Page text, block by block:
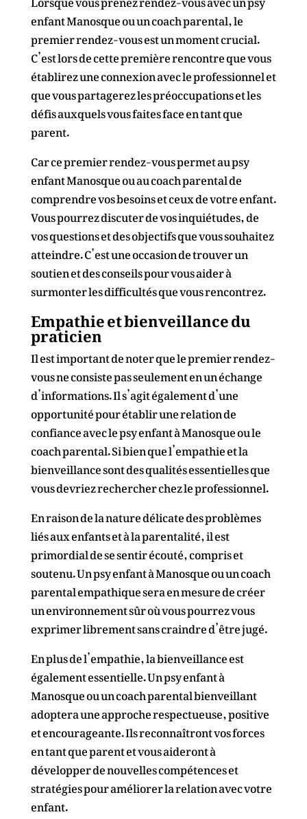
enfant Manosque ou un coach parental, le
premier rendez-vous est un moment crucial.
C’est lors de cette première rencontre que vous
établirez une connexion avec le professionnel et
que vous partagerez les préoccupations et les
défis auxquels vous faites face en tant que
parent.
Car ce premier rendez-vous permet au psy
enfant Manosque ou au coach parental de
comprendre vos besoins et ceux de votre enfant.
Vous pourrez discuter de vos inquiétudes, de
vos questions et des objectifs que vous souhaitez
atteindre. C’est une occasion de trouver un
soutien et des conseils pour vous aider à
surmonter les difficultés que vous rencontrez.
Empathie et bienveillance du
praticien
Il est important de noter que le premier rendez-
vous ne consiste pas seulement en un échange
d’informations. Il s’agit également d’une
opportunité pour établir une relation de
confiance avec le psy enfant à Manosque ou le
coach parental. Si bien que l’empathie et la
bienveillance sont des qualités essentielles que
vous devriez rechercher chez le professionnel.
En raison de la nature délicate des problèmes
liés aux enfants et à la parentalité, il est
primordial de se sentir écouté, compris et
soutenu. Un psy enfant à Manosque ou un coach
parental empathique sera en mesure de créer
un environnement sûr où vous pourrez vous
exprimer librement sans craindre d’être jugé.
En plus de l’empathie, la bienveillance est
également essentielle. Un psy enfant à
Manosque ou un coach parental bienveillant
adoptera une approche respectueuse, positive
et encourageante. Ils reconnaîtront vos forces
en tant que parent et vous aideront à
développer de nouvelles compétences et
stratégies pour améliorer la relation avec votre
enfant.